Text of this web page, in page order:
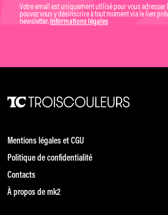
Votre email est uniquement utilisé pour vous adresser
pouvez vous y désinscrire à tout moment via le lien
newsletter. Informations légales
Mentions légales et CGU
Politique de confidentialité
Contacts
À propos de mk2